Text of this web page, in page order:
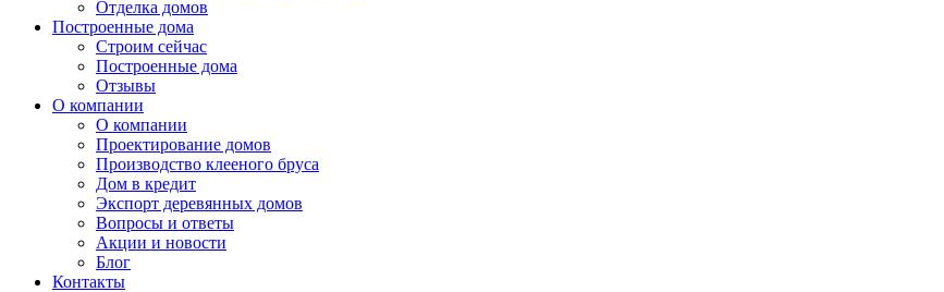
Отделка домов
Построенные дома
Строим сейчас
Построенные дома
Отзывы
О компании
О компании
Проектирование домов
Производство клееного бруса
Дом в кредит
Экспорт деревянных домов
Вопросы и ответы
Акции и новости
Блог
Контакты